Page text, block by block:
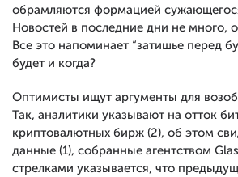
обрамляются формацией
Новостей в последние дни не много,
Все это напоминает “затишье перед
будет и когда?
Оптимисты ищут аргументы для
Так, аналитики указывают на отток
криптовалютных бирж (2), об этом
данные (1), собранные агентством
стрелками указывается, что